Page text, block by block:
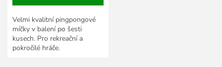
Velmi kvalitní pingpongové
míčky v balení po šesti
kusech. Pro rekreační a
pokročilé hráče.